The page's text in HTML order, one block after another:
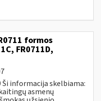
formos
FR0711D,
Ši informacija skelbiama:
asmenų